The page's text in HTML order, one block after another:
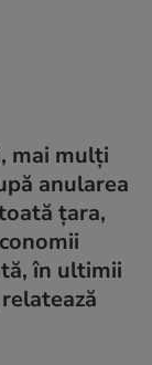
mai mulți
anularea
țara,
în ultimii